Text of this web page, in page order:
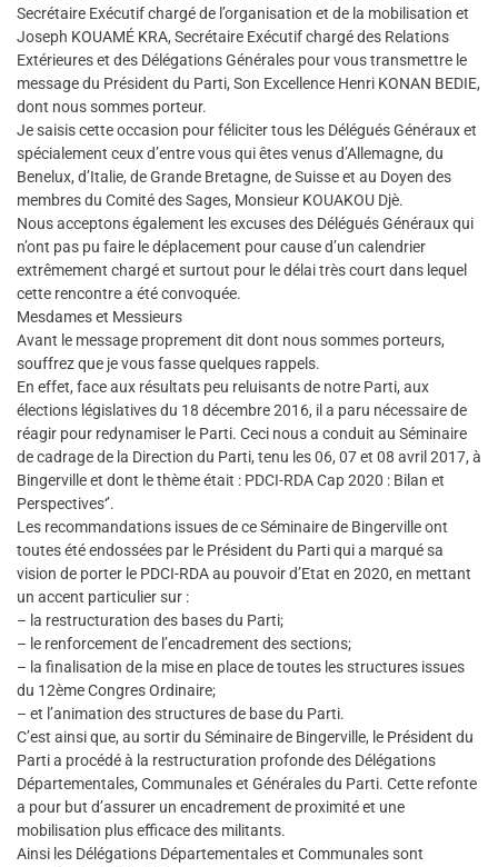
Secrétaire Exécutif chargé de l’organisation et de la mobilisation et
Joseph KOUAMÉ KRA, Secrétaire Exécutif chargé des Relations
Extérieures et des Délégations Générales pour vous transmettre le
message du Président du Parti, Son Excellence Henri KONAN BEDIE,
dont nous sommes porteur.
Je saisis cette occasion pour féliciter tous les Délégués Généraux et
spécialement ceux d’entre vous qui êtes venus d’Allemagne, du
Benelux, d’Italie, de Grande Bretagne, de Suisse et au Doyen des
membres du Comité des Sages, Monsieur KOUAKOU Djè.
Nous acceptons également les excuses des Délégués Généraux qui
n’ont pas pu faire le déplacement pour cause d’un calendrier
extrêmement chargé et surtout pour le délai très court dans lequel
cette rencontre a été convoquée.
Mesdames et Messieurs
Avant le message proprement dit dont nous sommes porteurs,
souffrez que je vous fasse quelques rappels.
En effet, face aux résultats peu reluisants de notre Parti, aux
élections législatives du 18 décembre 2016, il a paru nécessaire de
réagir pour redynamiser le Parti. Ceci nous a conduit au Séminaire
de cadrage de la Direction du Parti, tenu les 06, 07 et 08 avril 2017, à
Bingerville et dont le thème était : PDCI-RDA Cap 2020 : Bilan et
Perspectives‘’.
Les recommandations issues de ce Séminaire de Bingerville ont
toutes été endossées par le Président du Parti qui a marqué sa
vision de porter le PDCI-RDA au pouvoir d’Etat en 2020, en mettant
un accent particulier sur :
– la restructuration des bases du Parti;
– le renforcement de l’encadrement des sections;
– la finalisation de la mise en place de toutes les structures issues
du 12ème Congres Ordinaire;
– et l’animation des structures de base du Parti.
C’est ainsi que, au sortir du Séminaire de Bingerville, le Président du
Parti a procédé à la restructuration profonde des Délégations
Départementales, Communales et Générales du Parti. Cette refonte
a pour but d’assurer un encadrement de proximité et une
mobilisation plus efficace des militants.
Ainsi les Délégations Départementales et Communales sont